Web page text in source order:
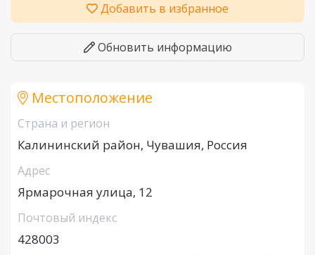
Добавить в избранное
Обновить информацию
Местоположение
Страна и регион
Калининский район, Чувашия, Россия
Адрес
Ярмарочная улица, 12
Почтовый индекс
428003